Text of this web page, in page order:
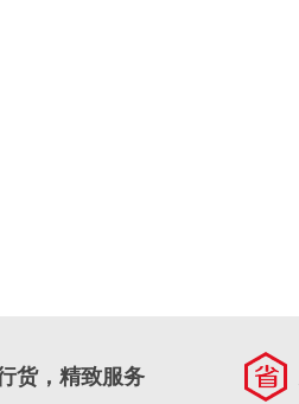
货，精致服务